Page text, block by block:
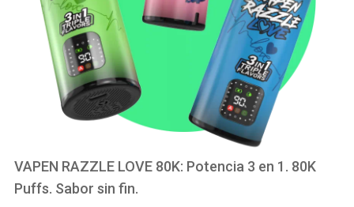
VAPEN RAZZLE LOVE 80K: Potencia 3 en 1. 80K
Puffs. Sabor sin fin.